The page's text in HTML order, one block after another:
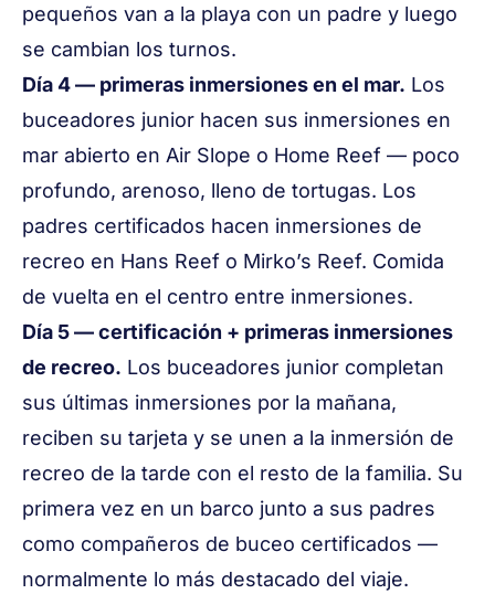
pequeños van a la playa con un padre y luego
se cambian los turnos.
Día 4 — primeras inmersiones en el mar. Los
buceadores junior hacen sus inmersiones en
mar abierto en Air Slope o Home Reef — poco
profundo, arenoso, lleno de tortugas. Los
padres certificados hacen inmersiones de
recreo en Hans Reef o Mirko’s Reef. Comida
de vuelta en el centro entre inmersiones.
Día 5 — certificación + primeras inmersiones
de recreo. Los buceadores junior completan
sus últimas inmersiones por la mañana,
reciben su tarjeta y se unen a la inmersión de
recreo de la tarde con el resto de la familia. Su
primera vez en un barco junto a sus padres
como compañeros de buceo certificados —
normalmente lo más destacado del viaje.